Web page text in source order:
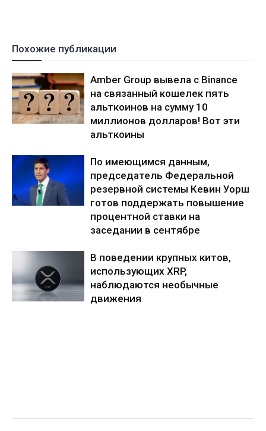
Похожие публикации
Amber Group вывела с Binance
на связанный кошелек пять
альткоинов на сумму 10
миллионов долларов! Вот эти
альткоины
По имеющимся данным,
председатель Федеральной
резервной системы Кевин Уорш
готов поддержать повышение
процентной ставки на
заседании в сентябре
В поведении крупных китов,
использующих XRP,
наблюдаются необычные
движения